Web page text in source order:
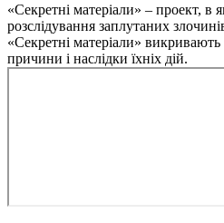
«Секретні матеріали» – проект, в
розслідування заплутаних
«Секретні матеріали»
причини і наслідки їхніх дій.